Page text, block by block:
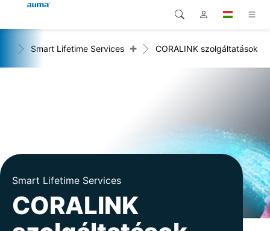
Termékek
Vállalat
Kapcsolat
Global
Észak-Amerika
Keresés
Smart Lifetime Services + CORALINK szolgáltatások
Smart Lifetime Services
CORALINK